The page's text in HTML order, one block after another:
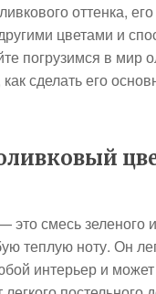
оттенка, его
цветами и
погрузимся в мир
сделать его
смесь зеленого
теплую ноту. Он
интерьер и может